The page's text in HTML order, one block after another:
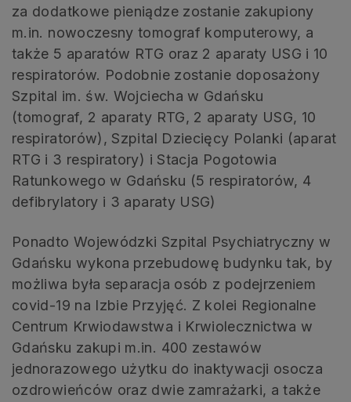
za dodatkowe pieniądze zostanie zakupiony
m.in. nowoczesny tomograf komputerowy, a
także 5 aparatów RTG oraz 2 aparaty USG i 10
respiratorów. Podobnie zostanie doposażony
Szpital im. św. Wojciecha w Gdańsku
(tomograf, 2 aparaty RTG, 2 aparaty USG, 10
respiratorów), Szpital Dziecięcy Polanki (aparat
RTG i 3 respiratory) i Stacja Pogotowia
Ratunkowego w Gdańsku (5 respiratorów, 4
defibrylatory i 3 aparaty USG)
Ponadto Wojewódzki Szpital Psychiatryczny w
Gdańsku wykona przebudowę budynku tak, by
możliwa była separacja osób z podejrzeniem
covid-19 na Izbie Przyjęć. Z kolei Regionalne
Centrum Krwiodawstwa i Krwiolecznictwa w
Gdańsku zakupi m.in. 400 zestawów
jednorazowego użytku do inaktywacji osocza
ozdrowieńców oraz dwie zamrażarki, a także